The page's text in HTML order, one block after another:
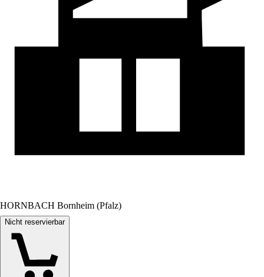
HORNBACH Bornheim (Pfalz)
Nicht reservierbar